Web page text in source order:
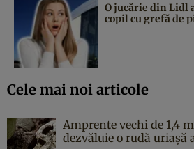
O jucărie din Lidl
copil cu grefă de
Cele mai noi articole
Amprente vechi de 1,4
dezvăluie o rudă uriașă